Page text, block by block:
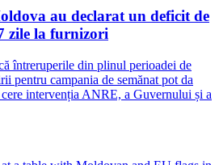
au declarat un deficit de
zile la furnizori
întreruperile din plinul perioadei de
pentru campania de semănat pot da
intervenția ANRE, a Guvernului și a